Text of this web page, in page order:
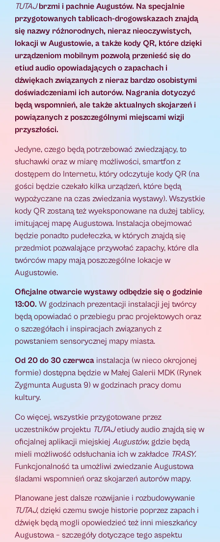
TUTAJbrzmi i pachnie Augustów. Na specjalnie
przygotowanych tablicach-drogowskazach znajdą
się nazwy różnorodnych, nieraz nieoczywistych,
lokacji w Augustowie, a także kody QR, które dzięki
urządzeniom mobilnym pozwolą przenieść się do
etiud audio opowiadających o zapachach i
dźwiękach związanych z nieraz bardzo osobistymi
doświadczeniami ich autorów. Nagrania dotyczyć
będą wspomnień, ale także aktualnych skojarzeń i
powiązanych z poszczególnymi miejscami wizji
przyszłości.
Jedyne, czego będą potrzebować zwiedzający, to
słuchawki oraz w miarę możliwości, smartfon z
dostępem do Internetu, który odczytuje kody QR (na
gości będzie czekało kilka urządzeń, które będą
wypożyczane na czas zwiedzania wystawy). Wszystkie
kody QR zostaną też wyeksponowane na dużej tablicy,
imitującej mapę Augustowa. Instalacja obejmować
będzie ponadto pudełeczka, w których znajdą się
przedmiot pozwalające przywołać zapachy, które dla
twórców mapy mają poszczególne lokacje w
Augustowie.
Oficjalne otwarcie wystawy odbędzie się o godzinie
13:00. W godzinach prezentacji instalacji jej twórcy
będą opowiadać o przebiegu prac projektowych oraz
o szczegółach i inspiracjach związanych z
powstaniem sensorycznej mapy miasta.
Od 20 do 30 czerwca instalacja (w nieco okrojonej
formie) dostępna będzie w Małej Galerii MDK (Rynek
Zygmunta Augusta 9) w godzinach pracy domu
kultury.
Co więcej, wszystkie przygotowane przez
uczestników projektu TUTAJetiudy audio znajdą się w
oficjalnej aplikacji miejskiej Augustów, gdzie będą
mieli możliwość odsłuchania ich w zakładce TRASY.
Funkcjonalność ta umożliwi zwiedzanie Augustowa
śladami wspomnień oraz skojarzeń autorów mapy.
Planowane jest dalsze rozwijanie i rozbudowywanie
TUTAJ, dzięki czemu swoje historie poprzez zapach i
dźwięk będą mogli opowiedzieć też inni mieszkańcy
Augustowa – szczegóły dotyczące tego aspektu